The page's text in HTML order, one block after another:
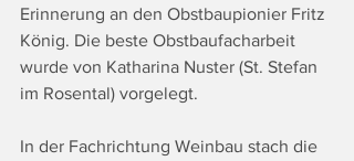
Erinnerung an den Obstbaupionier Fritz
König. Die beste Obstbaufacharbeit
wurde von Katharina Nuster (St. Stefan
im Rosental) vorgelegt.
In der Fachrichtung Weinbau stach die